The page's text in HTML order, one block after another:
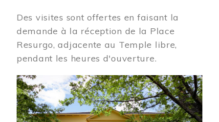
Des visites sont offertes en faisant la
demande à la réception de la Place
Resurgo, adjacente au Temple libre,
pendant les heures d'ouverture.
Image